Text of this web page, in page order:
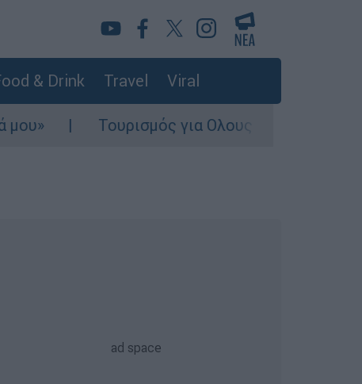
& Drink Travel Viral
Τουρισμός για Ολους 2026-2027: Τα SOS